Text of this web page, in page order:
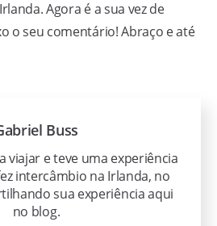
Agora é a sua vez de
o seu comentário! Abraço e até
Buss
viajar e teve uma experiência
intercâmbio na Irlanda, no
sua experiência aqui
no blog.